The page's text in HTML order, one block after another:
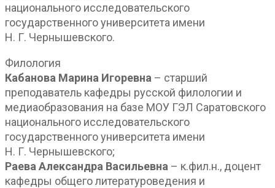
национального исследовательского
государственного университета имени
Н. Г. Чернышевского.
Филология
Кабанова Марина Игоревна – старший
преподаватель кафедры русской филологии и
медиаобразования на базе МОУ ГЭЛ Саратовского
национального исследовательского
государственного университета имени
Н. Г. Чернышевского;
Раева Александра Васильевна – к.фил.н., доцент
кафедры общего литературоведения и